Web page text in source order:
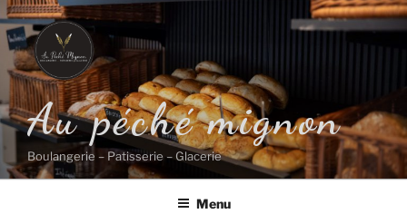
Aller
au
contenu
principal
Au péché mignon
Boulangerie – Patisserie – Glacerie
Menu